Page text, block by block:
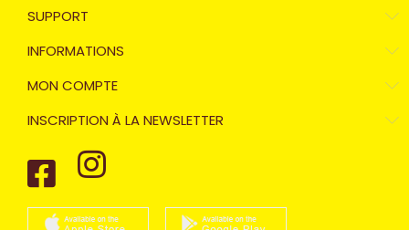
SUPPORT
INFORMATIONS
MON COMPTE
INSCRIPTION À LA NEWSLETTER